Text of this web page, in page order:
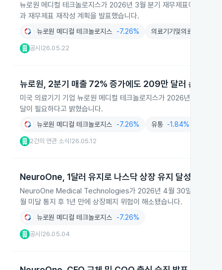
뉴로원 메디컬 테크놀로지스가 2026년 3월 분기 재무제표에서 수익
과 재무제표 재작성 계획을 발표했습니다.
뉴로원 메디컬 테크놀로지스 -7.26% 의료기기및의료용품
공시 26.05.22
뉴로원, 2분기 매출 72% 증가에도 209만 달러 손실
미국 의료기기 기업 뉴로원 메디컬 테크놀로지스가 2026년 2분기
달이 필요하다고 밝혔습니다.
뉴로원 메디컬 테크놀로지스 -7.26% 유통 -1.84%
2건의 연관 소식 26.05.12
NeuroOne, 1달러 유지로 나스닥 상장 유지 달성
NeuroOne Medical Technologies가 2026년 4월 30일 기준 최근
월 미달 통지 후 1년 만에 상장폐지 위험이 해소됐습니다.
뉴로원 메디컬 테크놀로지스 -7.26%
공시 26.05.04